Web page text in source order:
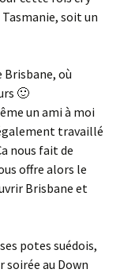
soit un
Brisbane, où
🙂
un ami à moi
travaillé
nous fait de
offre alors le
Brisbane et
potes suédois,
soirée au Down